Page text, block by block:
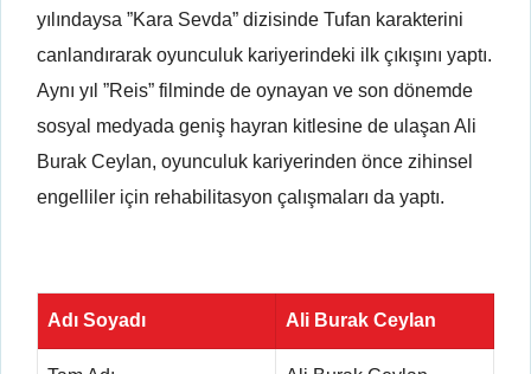
yılındaysa ”Kara Sevda” dizisinde Tufan karakterini
canlandırarak oyunculuk kariyerindeki ilk çıkışını yaptı.
Aynı yıl ”Reis” filminde de oynayan ve son dönemde
sosyal medyada geniş hayran kitlesine de ulaşan Ali
Burak Ceylan, oyunculuk kariyerinden önce zihinsel
engelliler için rehabilitasyon çalışmaları da yaptı.
Adı Soyadı Ali Burak Ceylan